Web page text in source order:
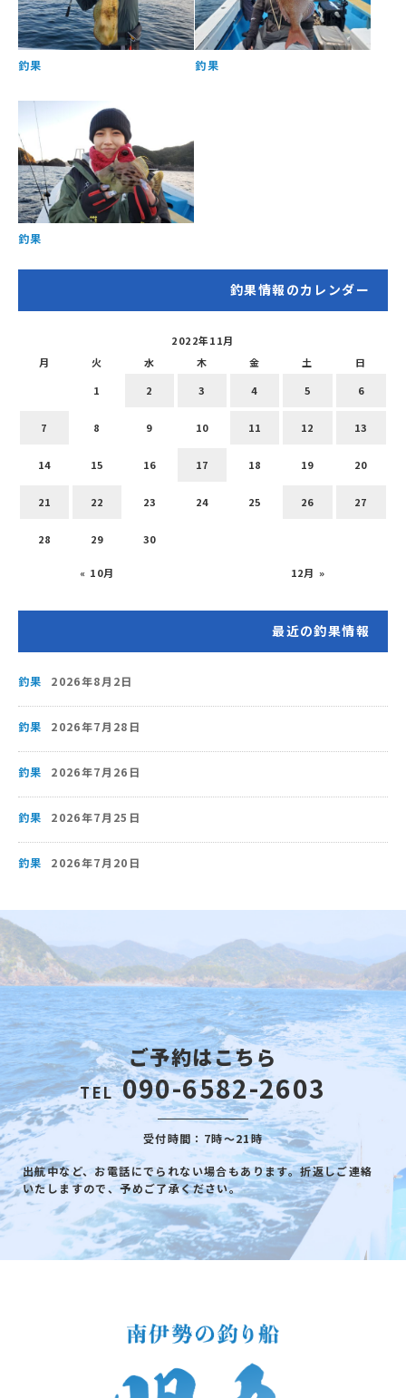
釣果 釣果
釣果
釣果情報のカレンダー
2022年11月
月
火 水 木 金 土 日
« 10月 12月 »
1 2 3 4 5 6
7 8 9 10 11 12 13
14 15 16 17 18 19 20
21 22 23 24 25 26 27
28 29 30
最近の釣果情報
釣果 2026年8月2日
釣果 2026年7月28日
釣果 2026年7月26日
釣果 2026年7月25日
釣果 2026年7月20日
ご予約はこちら
TEL 090-6582-2603
受付時間：7時～21時
出航中など、お電話にでられない場合もあります。折返しご連絡
いたしますので、予めご了承ください。